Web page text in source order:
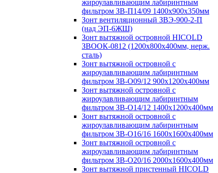
жироулавливающим лабиринтным
фильтром ЗВ-П14/09 1400х900х350мм
Зонт вентиляционный ЗВЭ-900-2-П
(над ЭП-6ЖШ)
Зонт вытяжной островной HICOLD
ЗВООК-0812 (1200х800x400мм, нерж.
сталь)
Зонт вытяжной островной с
жироулавливающим лабиринтным
фильтром ЗВ-О09/12 900х1200х400мм
Зонт вытяжной островной с
жироулавливающим лабиринтным
фильтром ЗВ-О14/12 1400х1200х400мм
Зонт вытяжной островной с
жироулавливающим лабиринтным
фильтром ЗВ-О16/16 1600х1600х400мм
Зонт вытяжной островной с
жироулавливающим лабиринтным
фильтром ЗВ-О20/16 2000х1600х400мм
Зонт вытяжной пристенный HICOLD